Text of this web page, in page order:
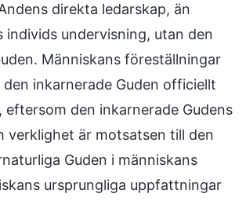
direkta ledarskap, än
individs undervisning, utan den
Människans föreställningar
inkarnerade Guden officiellt
den inkarnerade Gudens
verklighet är motsatsen till den
Guden i människans
ursprungliga uppfattningar